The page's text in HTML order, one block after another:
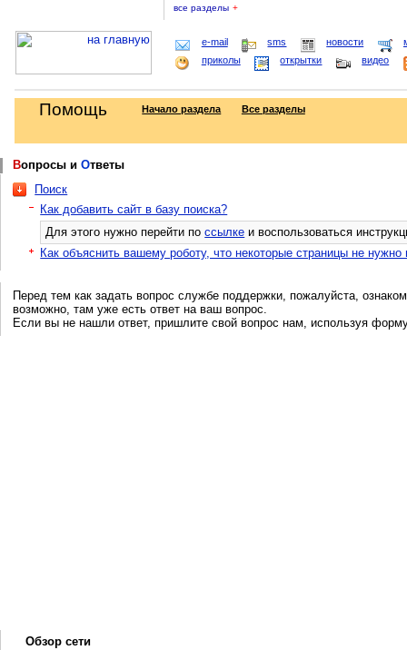
все разделы +
e-mail sms новости
приколы
открытки видео
Помощь Начало раздела Все разделы
Вопросы иОтветы
Поиск
Как добавить сайт в базу поиска?
Для этого нужно перейти поссылке и воспользоваться
Как объяснить вашему роботу, что некоторые страницы не нужно
Перед тем как задать вопрос службе поддержки, пожалуйста,
возможно, там уже есть ответ на ваш вопрос.
Если вы не нашли ответ, пришлите свой вопрос нам, используя
Обзор сети